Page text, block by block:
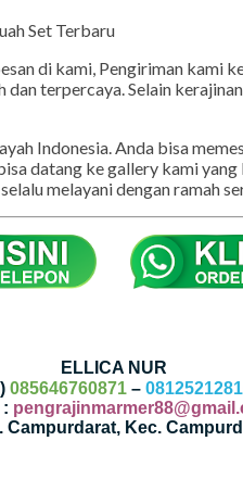
Set Terbaru
di kami, Pengiriman kami
terpercaya. Selain
Indonesia. Anda bisa
datang ke gallery kami
melayani dengan
ELLICA NUR
085646760871–
Kec.